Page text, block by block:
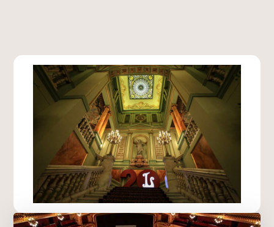
hypnotique et merveilleuse. On se plaît à
découvrir la beauté du plafond.